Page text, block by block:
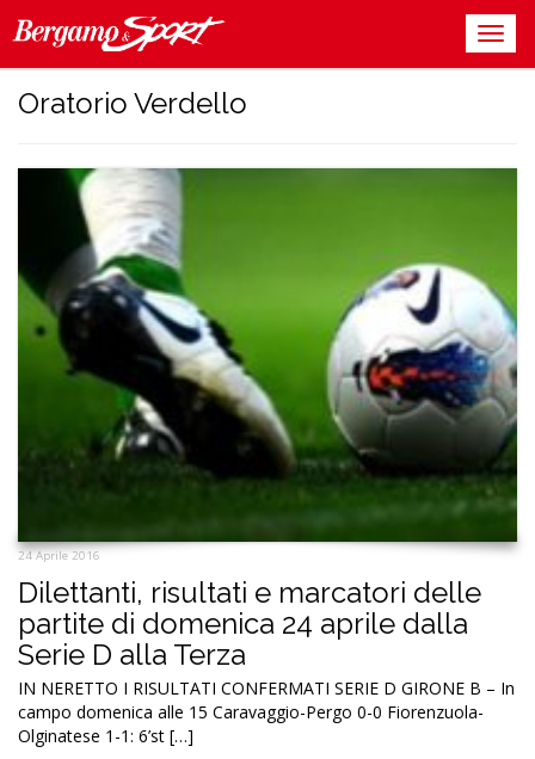
Oratorio Verdello
24 Aprile 2016
Dilettanti, risultati e marcatori delle
partite di domenica 24 aprile dalla
Serie D alla Terza
IN NERETTO I RISULTATI CONFERMATI SERIE D GIRONE B – In
campo domenica alle 15 Caravaggio-Pergo 0-0 Fiorenzuola-
Olginatese 1-1: 6’st […]